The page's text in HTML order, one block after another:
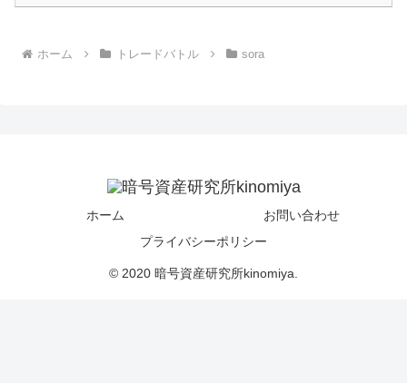
ホーム トレードバトル sora
ホーム
お問い合わせ
プライバシーポリシー
© 2020 暗号資産研究所kinomiya.